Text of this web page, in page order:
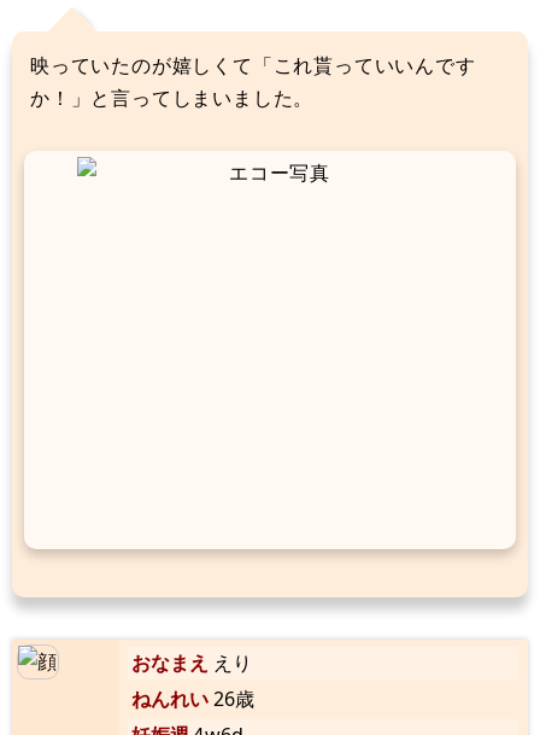
映っていたのが嬉しくて「これ貰っていいんです
か！」と言ってしまいました。
おなまえ えり
ねんれい26歳